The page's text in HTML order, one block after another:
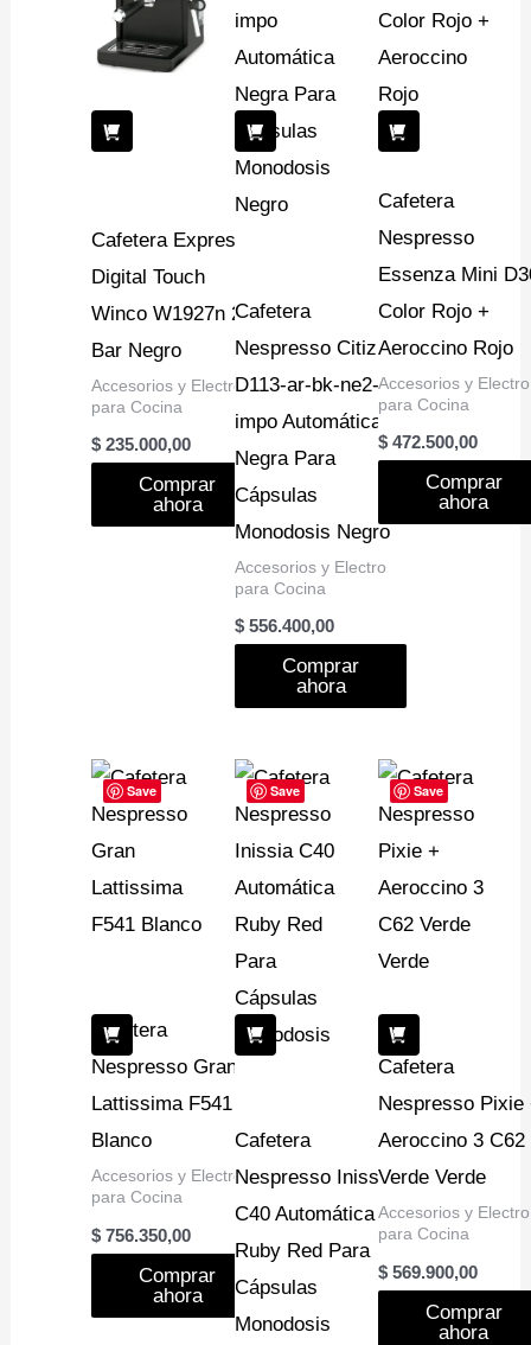
Cafetera Express
Digital Touch
Winco W1927n 20
Bar Negro
Accesorios y Electro
para Cocina
$ 235.000,00
Comprar
ahora
Cafetera
Nespresso Citiz
D113-ar-bk-ne2-
impo Automática
Negra Para
Cápsulas
Monodosis Negro
Accesorios y Electro
para Cocina
$ 556.400,00
Comprar
ahora
Cafetera
Nespresso
Essenza Mini
Color Rojo +
Aeroccino Rojo
Accesorios y Electro
para Cocina
$472.500,00
Comprar
ahora
Save
Cafetera
Nespresso Gran
Lattissima F541
Blanco
Accesorios y Electro
para Cocina
$ 756.350,00
Comprar
ahora
Save
Cafetera
Nespresso Inissia
C40 Automática
Ruby Red Para
Cápsulas
Monodosis
Save
Cafetera
Nespresso Pixie
Aeroccino 3 C62
Verde Verde
Accesorios y Electro
para Cocina
$569.900,00
Comprar
ahora